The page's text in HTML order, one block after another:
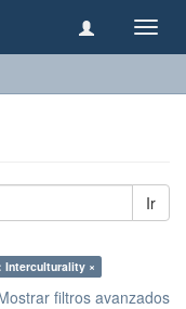
Ir
Interculturality ×
filtros avanzados